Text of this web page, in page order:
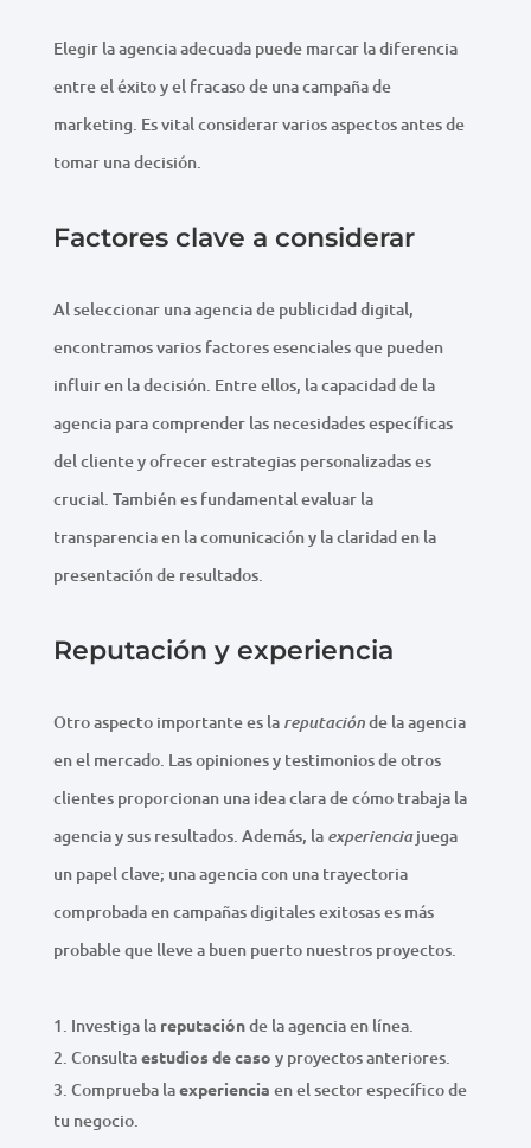
Elegir la agencia adecuada puede marcar la diferencia
entre el éxito y el fracaso de una campaña de
marketing. Es vital considerar varios aspectos antes de
tomar una decisión.
Factores clave a considerar
Al seleccionar una agencia de publicidad digital,
encontramos varios factores esenciales que pueden
influir en la decisión. Entre ellos, la capacidad de la
agencia para comprender las necesidades específicas
del cliente y ofrecer estrategias personalizadas es
crucial. También es fundamental evaluar la
transparencia en la comunicación y la claridad en la
presentación de resultados.
Reputación y experiencia
Otro aspecto importante es la reputaciónde la agencia
en el mercado. Las opiniones y testimonios de otros
clientes proporcionan una idea clara de cómo trabaja la
agencia y sus resultados. Además, la experienciajuega
un papel clave; una agencia con una trayectoria
comprobada en campañas digitales exitosas es más
probable que lleve a buen puerto nuestros proyectos.
Investiga la reputaciónde la agencia en línea.
Consultaestudios de caso y proyectos anteriores.
Comprueba laexperiencia en el sector específico de
tu negocio.